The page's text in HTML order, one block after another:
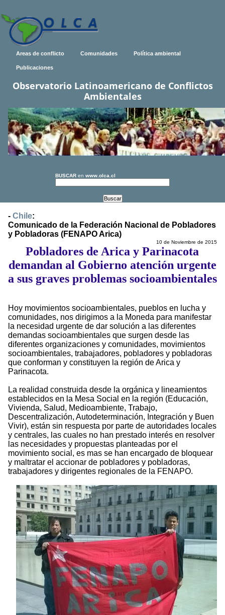
Areas de conflicto Comunidades Política ambiental
Publicaciones
Observatorio Latinoamericano de Conflictos
Ambientales
BUSCAR en www.olca.cl
- Chile:
Comunicado de la Federación Nacional de Pobladores
y Pobladoras (FENAPO Arica)
10 de Noviembre de 2015
Pobladores de Arica y Parinacota
demandan al Gobierno atención urgente
a sus graves problemas socioambientales
Hoy movimientos socioambientales, pueblos en lucha y
comunidades, nos dirigimos a la Moneda para manifestar
la necesidad urgente de dar solución a las diferentes
demandas socioambientales que surgen desde las
diferentes organizaciones y comunidades, movimientos
socioambientales, trabajadores, pobladores y pobladoras
que conforman y constituyen la región de Arica y
Parinacota.
La realidad construida desde la orgánica y lineamientos
establecidos en la Mesa Social en la región (Educación,
Vivienda, Salud, Medioambiente, Trabajo,
Descentralización, Autodeterminación, Integración y Buen
Vivir), están sin respuesta por parte de autoridades locales
y centrales, las cuales no han prestado interés en resolver
las necesidades y propuestas planteadas por el
movimiento social, es mas se han encargado de bloquear
y maltratar el accionar de pobladores y pobladoras,
trabajadores y dirigentes regionales de la FENAPO.